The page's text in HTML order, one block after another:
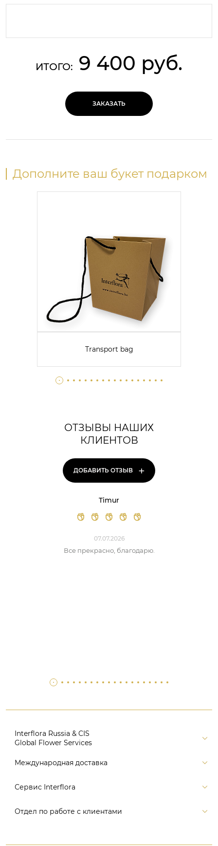
ИТОГО: 9 400 руб.
ЗАКАЗАТЬ
Дополните ваш букет подарком
Transport bag
ОТЗЫВЫ НАШИХ
КЛИЕНТОВ
ДОБАВИТЬ ОТЗЫВ +
Timur
07.07.2026
Все прекрасно, благодарю.
Interflora Russia & CIS
Global Flower Services
Версия для печати
Поиск
Международная доставка
Россия
Европа
Австралия и Океания
Сервис Interflora
Заказ и оплата
Отдел по работе с клиентами